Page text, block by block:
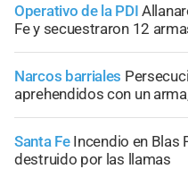
Operativo de la PDI
Fe y secuestraron 12
Narcos barriales
aprehendidos con un
Santa Fe Incendio en Blas
destruido por las llamas